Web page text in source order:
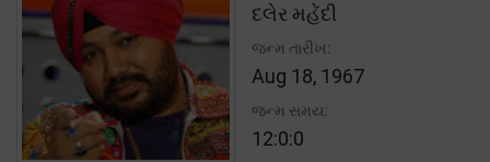
દલેર મહેંદી
જન્મ તારીખ:
Aug 18, 1967
જન્મ સમય:
12:0:0